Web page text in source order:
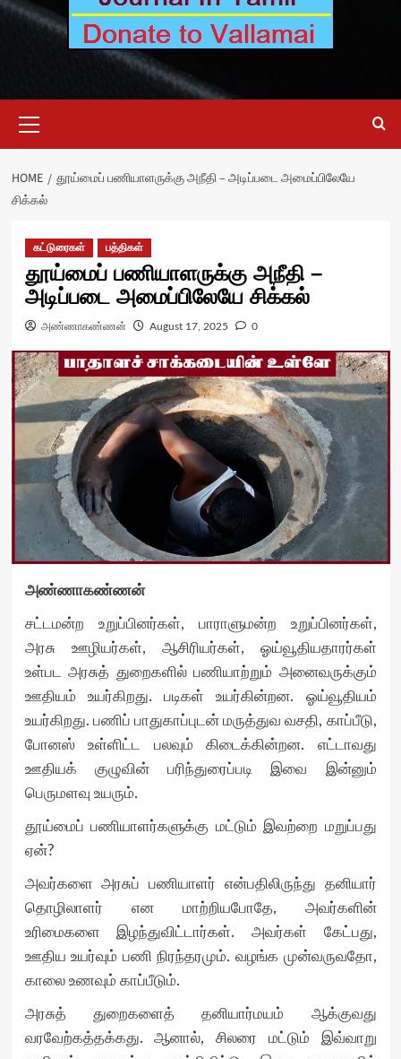
Menu
HOME
தூய்மைப் பணியாளருக்கு அநீதி – அடிப்படை அமைப்பிலேயே
சிக்கல்
கட்டுரைகள் பத்திகள்
தூய்மைப் பணியாளருக்கு அநீதி –
அடிப்படை அமைப்பிலேயே சிக்கல்
அண்ணாகண்ணன் August 17, 2025 0
அண்ணாகண்ணன்
சட்டமன்ற உறுப்பினர்கள், பாராளுமன்ற உறுப்பினர்கள்,
அரசு ஊழியர்கள், ஆசிரியர்கள், ஓய்வூதியதாரர்கள்
உள்பட அரசுத் துறைகளில் பணியாற்றும் அனைவருக்கும்
ஊதியம் உயர்கிறது. படிகள் உயர்கின்றன. ஓய்வூதியம்
உயர்கிறது. பணிப் பாதுகாப்புடன் மருத்துவ வசதி, காப்பீடு,
போனஸ் உள்ளிட்ட பலவும் கிடைக்கின்றன. எட்டாவது
ஊதியக் குழுவின் பரிந்துரைப்படி இவை இன்னும்
பெருமளவு உயரும்.
தூய்மைப் பணியாளர்களுக்கு மட்டும் இவற்றை மறுப்பது
ஏன்?
அவர்களை அரசுப் பணியாளர் என்பதிலிருந்து தனியார்
தொழிலாளர் என மாற்றியபோதே, அவர்களின்
உரிமைகளை இழந்துவிட்டார்கள். அவர்கள் கேட்பது,
ஊதிய உயர்வும் பணி நிரந்தரமும். வழங்க முன்வருவதோ,
காலை உணவும் காப்பீடும்.
அரசுத் துறைகளைத் தனியார்மயம் ஆக்குவது
வரவேற்கத்தக்கது. ஆனால், சிலரை மட்டும் இவ்வாறு